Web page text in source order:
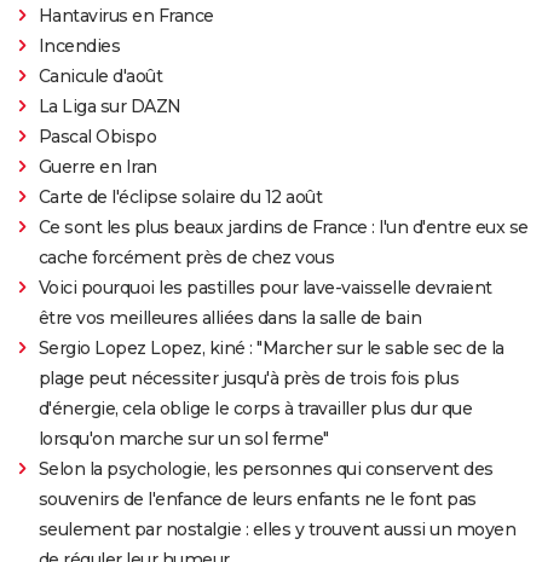
Hantavirus en France
Incendies
Canicule d'août
La Liga sur DAZN
Pascal Obispo
Guerre en Iran
Carte de l'éclipse solaire du 12 août
Ce sont les plus beaux jardins de France : l'un d'entre eux se
cache forcément près de chez vous
Voici pourquoi les pastilles pour lave-vaisselle devraient
être vos meilleures alliées dans la salle de bain
Sergio Lopez Lopez, kiné : "Marcher sur le sable sec de la
plage peut nécessiter jusqu'à près de trois fois plus
d'énergie, cela oblige le corps à travailler plus dur que
lorsqu'on marche sur un sol ferme"
Selon la psychologie, les personnes qui conservent des
souvenirs de l'enfance de leurs enfants ne le font pas
seulement par nostalgie : elles y trouvent aussi un moyen